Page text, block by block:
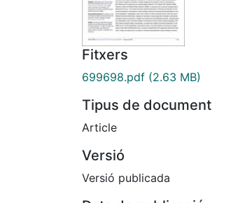
Fitxers
699698.pdf (2.63 MB)
Tipus de document
Article
Versió
Versió publicada